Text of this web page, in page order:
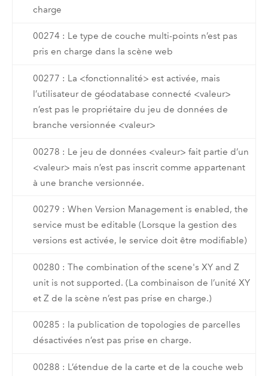
charge
00274 : Le type de couche multi-points n’est pas
pris en charge dans la scène web
00277 : La <fonctionnalité> est activée, mais
l’utilisateur de géodatabase connecté <valeur>
n’est pas le propriétaire du jeu de données de
branche versionnée <valeur>
00278 : Le jeu de données <valeur> fait partie d’un
<valeur> mais n’est pas inscrit comme appartenant
à une branche versionnée.
00279 : When Version Management is enabled, the
service must be editable (Lorsque la gestion des
versions est activée, le service doit être modifiable)
00280 : The combination of the scene's XY and Z
unit is not supported. (La combinaison de l’unité XY
et Z de la scène n’est pas prise en charge.)
00285 : la publication de topologies de parcelles
désactivées n’est pas prise en charge.
00288 : L’étendue de la carte et de la couche web